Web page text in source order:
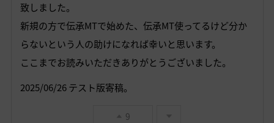
致しました。
新規の方で伝承MTで始めた、伝承MT使ってるけど分か
らないという人の助けになれば幸いと思います。
ここまでお読みいただきありがとうございました。
2025/06/26 テスト版寄稿。
9